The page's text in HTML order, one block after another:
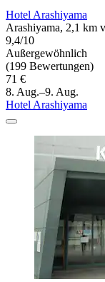
Hotel Arashiyama
Arashiyama, 2,1 km
9,4/10
Außergewöhnlich
(199 Bewertungen)
71 €
8. Aug.–9. Aug.
Hotel Arashiyama